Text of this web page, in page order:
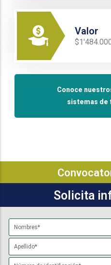
Valor
Conoce
sistemas de
Solicita